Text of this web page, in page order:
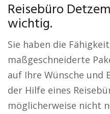
Reisebüro
wichtig.
Sie haben die
maßgeschneiderte
auf Ihre Wünsche und
der Hilfe eines
möglicherweise nicht